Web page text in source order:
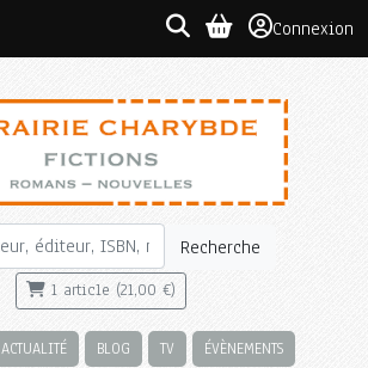
Connexion
Recherche
1 article (21,00 €)
ACTUALITÉ BLOG TV ÉVÈNEMENTS